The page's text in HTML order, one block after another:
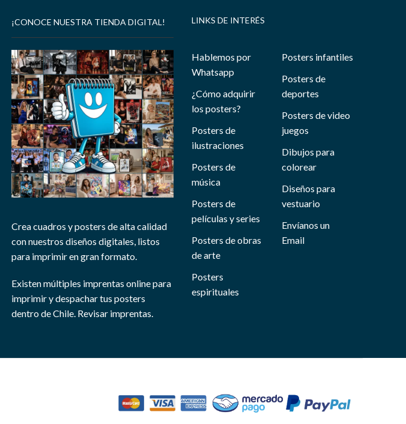
¡CONOCE NUESTRA TIENDA DIGITAL!
Crea cuadros y posters de alta calidad
con nuestros diseños digitales, listos
para imprimir en gran formato.
Existen múltiples imprentas online para
imprimir y despachar tus posters
dentro de Chile. Revisar imprentas.
LINKS DE INTERÉS
Hablemos por
Whatsapp
¿Cómo adquirir
los posters?
Posters de
ilustraciones
Posters de
música
Posters de
películas y series
Posters de obras
de arte
Posters
espirituales
Posters infantiles
Posters de
deportes
Posters de video
juegos
Dibujos para
colorear
Diseños para
vestuario
Envíanos un
Email